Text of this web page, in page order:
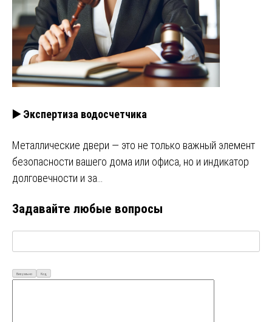
▶️ Экспертиза водосчетчика
Металлические двери — это не только важный элемент
безопасности вашего дома или офиса, но и индикатор
долговечности и за…
Задавайте любые вопросы
Визуально Код